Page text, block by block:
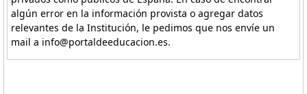
algún error en la información provista o agregar datos
relevantes de la Institución, le pedimos que nos envíe un
mail a info@portaldeeducacion.es.